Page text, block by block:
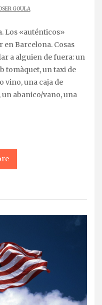
GOULA
en Barcelona. Cosas
a alguien de fuera: un
tomàquet, un taxi de
vino, una caja de
un abanico/vano, una